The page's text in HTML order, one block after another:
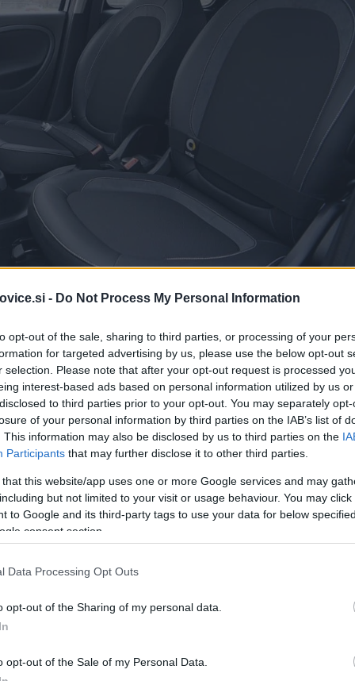
- Do Not Process My Personal Information
opt-out of the sale, sharing to third parties, or processing of your
for targeted advertising by us, please use the below opt-out
selection. Please note that after your opt-out request is processed
interest-based ads based on personal information utilized by us
to third parties prior to your opt-out. You may separately
of your personal information by third parties on the IAB’s list of
This information may also be disclosed by us to third parties on the
Participants that may further disclose it to other third parties.
that this website/app uses one or more Google services and may
but not limited to your visit or usage behaviour. You may
to Google and its third-party tags to use your data for below
consent section.
Data Processing Opt Outs
opt-out of the Sharing of my personal data.
opt-out of the Sale of my Personal Data.
Simbolična fotografija|
odkrojkov usnjenih sedežnih prevlek za avtomobile
zastoja v avtomobilski industriji že drugič letos na
50 delavcev.
je večji del žensk, sicer pa imajo večinoma enomesečni
rok. Odpuščanja so doletela zaposlene v celotnem
tudi tisti, ki so podjetje že zapustili, bodo dobili
direktor. Po njegovih podatkih so si mnogi tudi že našli